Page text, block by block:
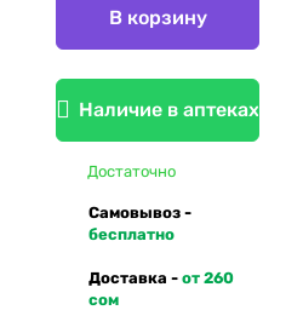
В корзину
Наличие в аптеках
Достаточно
Самовывоз -
бесплатно
Доставка - от 260
сом